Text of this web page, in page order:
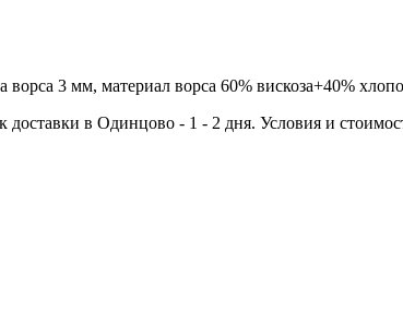
3 мм, материал ворса 60% вискоза+40%
в Одинцово - 1 - 2 дня. Условия и